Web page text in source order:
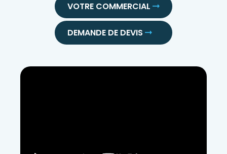
VOTRE COMMERCIAL
DEMANDE DE DEVIS